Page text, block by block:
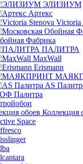
ЭЛИЗИУМ
Артекс
Victoria
Фабрика
ПАЛИТРА
MaxWall
Erismann
AS
Палитра
Коллекция
Space